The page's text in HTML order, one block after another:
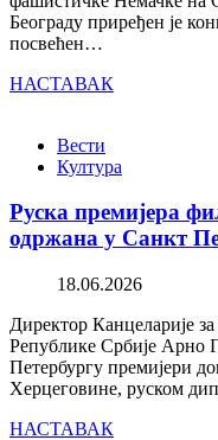
Београду приређен је
посвећен…
НАСТАВАК
Вести
Култура
Руска премијера
одржана у Санкт
18.06.2026
Директор Канцеларије
Републике Србије Арно
Петербургу премијери
Херцеговине, руском
НАСТАВАК